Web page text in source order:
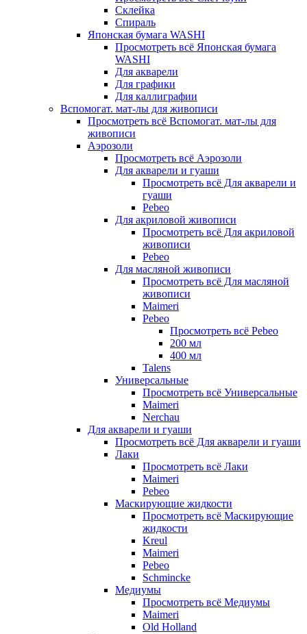
Склейка
Спираль
Японская бумага WASHI
Просмотреть всё Японская бумага
WASHI
Для акварели
Для графики
Для каллиграфии
Вспомогат. мат-лы для живописи
Просмотреть всё Вспомогат. мат-лы для
живописи
Аэрозоли
Просмотреть всё Аэрозоли
Для акварели и гуаши
Просмотреть всё Для акварели и
гуаши
Pebeo
Для акриловой живописи
Просмотреть всё Для акриловой
живописи
Pebeo
Для масляной живописи
Просмотреть всё Для масляной
живописи
Maimeri
Pebeo
Просмотреть всё Pebeo
200 мл
400 мл
Talens
Универсальные
Просмотреть всё Универсальные
Maimeri
Nerchau
Для акварели и гуаши
Просмотреть всё Для акварели и гуаши
Лаки
Просмотреть всё Лаки
Maimeri
Pebeo
Маскирующие жидкости
Просмотреть всё Маскирующие
жидкости
Kreul
Maimeri
Pebeo
Schmincke
Медиумы
Просмотреть всё Медиумы
Maimeri
Old Holland